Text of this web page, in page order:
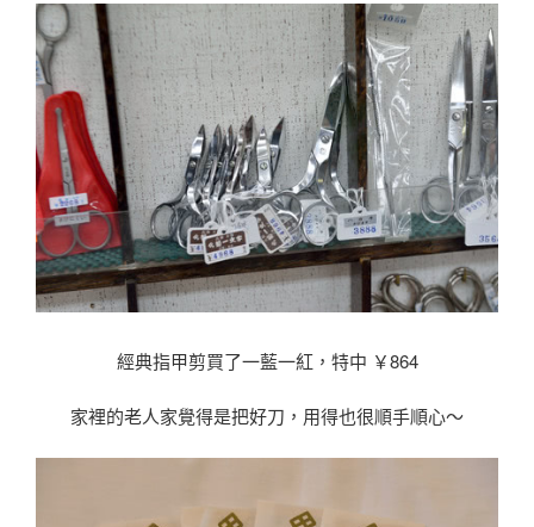
經典指甲剪買了一藍一紅，特中 ￥864
家裡的老人家覺得是把好刀，用得也很順手順心〜